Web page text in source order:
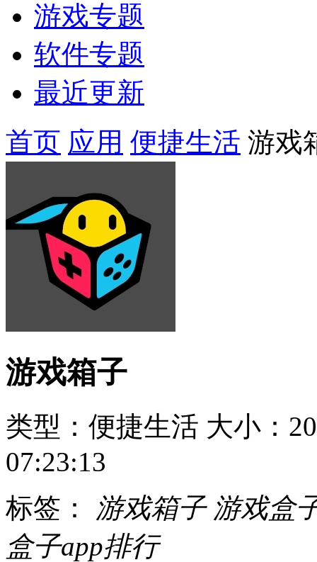
游戏专题
软件专题
最近更新
首页 应用 便捷生活 游戏
游戏箱子
类型：便捷生活 大小：
07:23:13
标签： 游戏箱子 游戏盒
盒子app排行